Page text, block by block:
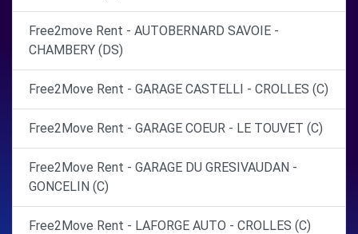
Free2move Rent - AUTOBERNARD SAVOIE -
CHAMBERY (DS)
Free2Move Rent - GARAGE CASTELLI - CROLLES (C)
Free2Move Rent - GARAGE COEUR - LE TOUVET (C)
Free2Move Rent - GARAGE DU GRESIVAUDAN -
GONCELIN (C)
Free2Move Rent - LAFORGE AUTO - CROLLES (C)